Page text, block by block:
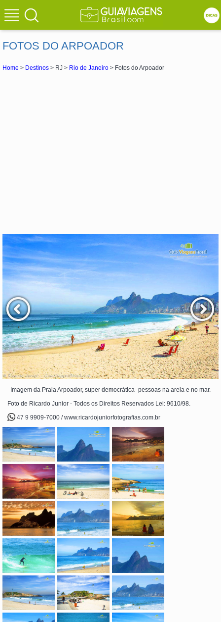
FOTOS DO ARPOADOR
Home > Destinos > RJ > Rio de Janeiro > Fotos do Arpoador
Imagem da Praia Arpoador, super democrática- pessoas na areia e no mar.
Foto de Ricardo Junior - Todos os Direitos Reservados Lei: 9610/98.
47 9 9909-7000 / www.ricardojuniorfotografias.com.br